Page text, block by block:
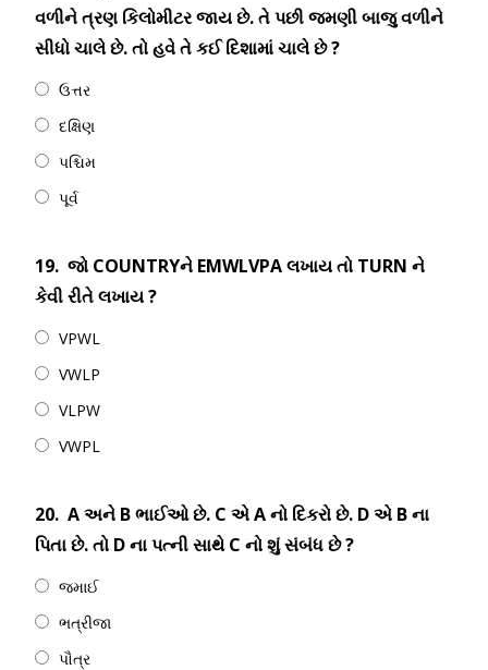
વળીને ત્રણ કિલોમીટર જાય છે. તે પછી જમણી બાજુ વળીને
સીધો ચાલે છે. તો હવે તે કઈ દિશામાં ચાલે છે ?
ઉત્તર
દક્ષિણ
પશ્ચિમ
પૂર્વ
19. જો COUNTRYને EMWLVPA લખાય તો TURN ને
કેવી રીતે લખાય ?
VPWL
VWLP
VLPW
VWPL
20. A અને B ભાઈઓ છે. C એ A નો દિકરો છે. D એ B ના
પિતા છે. તો D ના પત્ની સાથે C નો શું સંબંધ છે ?
જમાઈ
ભત્રીજા
પૌત્ર